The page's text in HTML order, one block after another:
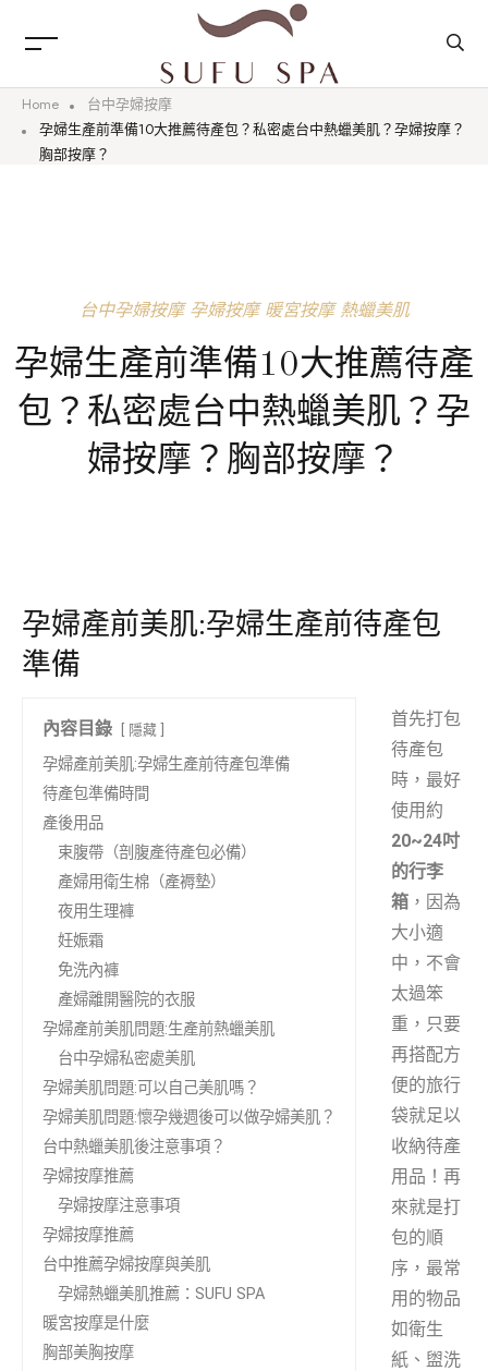
Home
台中孕婦按摩
孕婦生產前準備10大推薦待產包？私密處台中熱蠟美肌？孕婦按摩？
胸部按摩？
台中孕婦按摩孕婦按摩暖宮按摩熱蠟美肌
孕婦生產前準備10大推薦待產
包？私密處台中熱蠟美肌？孕
婦按摩？胸部按摩？
孕婦產前美肌:孕婦生產前待產包
準備
內容目錄 隱藏
孕婦產前美肌:孕婦生產前待產包準備
待產包準備時間
產後用品
束腹帶（剖腹產待產包必備）
產婦用衛生棉（產褥墊）
夜用生理褲
妊娠霜
免洗內褲
產婦離開醫院的衣服
孕婦產前美肌問題:生產前熱蠟美肌
台中孕婦私密處美肌
孕婦美肌問題:可以自己美肌嗎？
孕婦美肌問題:懷孕幾週後可以做孕婦美肌？
台中熱蠟美肌後注意事項？
孕婦按摩推薦
孕婦按摩注意事項
孕婦按摩推薦
台中推薦孕婦按摩與美肌
孕婦熱蠟美肌推薦：SUFU SPA
暖宮按摩是什麼
胸部美胸按摩
首先打包
待產包
時，最好
使用約
20~24吋
的行李
箱 ，因為
大小適
中，不會
太過笨
重，只要
再搭配方
便的旅行
袋就足以
收納待產
用品！再
來就是打
包的順
序，最常
用的物品
如衛生
紙、盥洗